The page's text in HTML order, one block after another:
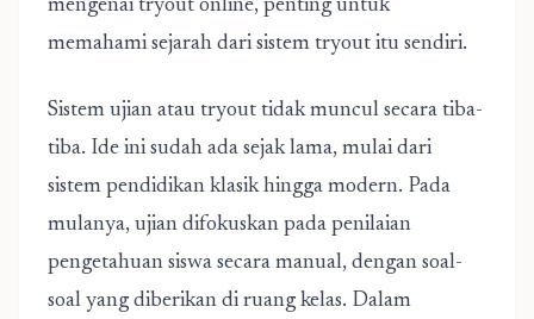
mengenai tryout online, penting untuk
memahami sejarah dari sistem tryout itu sendiri.
Sistem ujian atau tryout tidak muncul secara tiba-
tiba. Ide ini sudah ada sejak lama, mulai dari
sistem pendidikan klasik hingga modern. Pada
mulanya, ujian difokuskan pada penilaian
pengetahuan siswa secara manual, dengan soal-
soal yang diberikan di ruang kelas. Dalam